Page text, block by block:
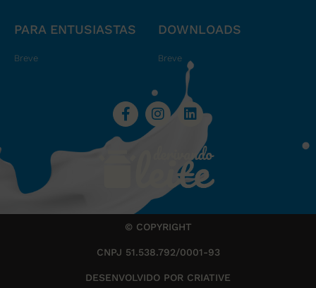
PARA ENTUSIASTAS
Breve
DOWNLOADS
Breve
© COPYRIGHT
CNPJ 51.538.792/0001-93
DESENVOLVIDO POR CRIATIVE